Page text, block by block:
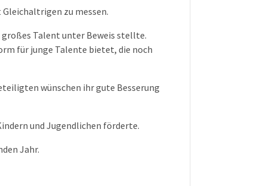
zu messen.
Talent unter Beweis stellte.
für junge Talente bietet, die noch
wünschen ihr gute Besserung
und Jugendlichen förderte.
Jahr.